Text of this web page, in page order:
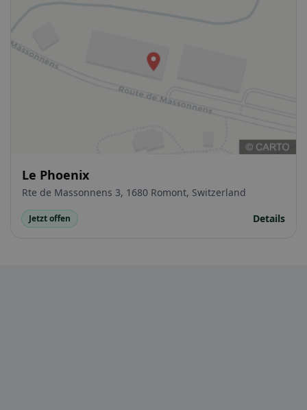
Le Phoenix
Rte de Massonnens 3, 1680 Romont, Switzerland
Jetzt offen Details